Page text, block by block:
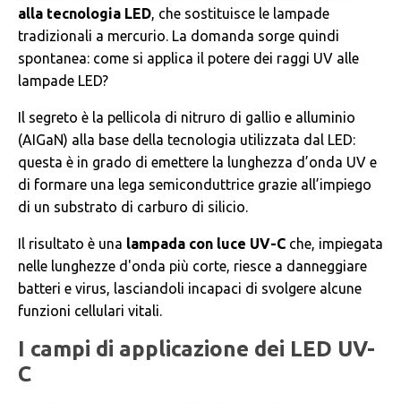
alla tecnologia LED, che sostituisce le lampade
tradizionali a mercurio. La domanda sorge quindi
spontanea: come si applica il potere dei raggi UV alle
lampade LED?
Il segreto è la pellicola di nitruro di gallio e alluminio
(AIGaN) alla base della tecnologia utilizzata dal LED:
questa è in grado di emettere la lunghezza d’onda UV e
di formare una lega semiconduttrice grazie all’impiego
di un substrato di carburo di silicio.
Il risultato è una lampada con luce UV-C che, impiegata
nelle lunghezze d'onda più corte, riesce a danneggiare
batteri e virus, lasciandoli incapaci di svolgere alcune
funzioni cellulari vitali.
I campi di applicazione dei LED UV-
C